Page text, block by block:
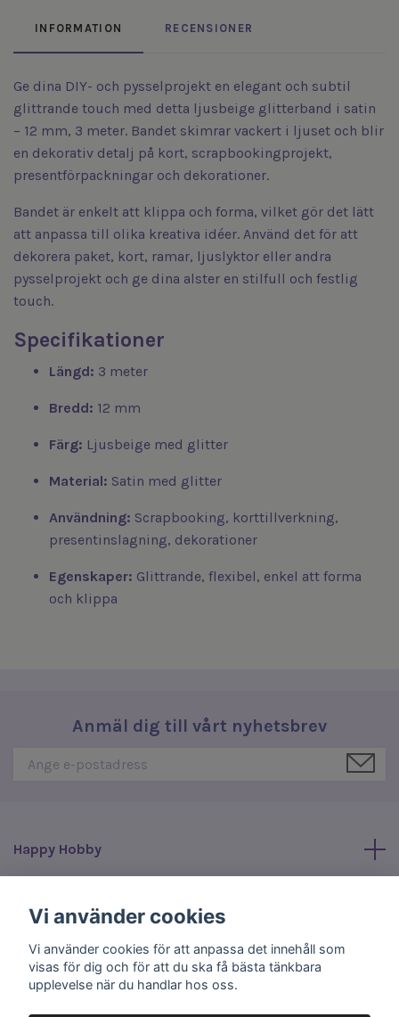
INFORMATION RECENSIONER
Ge dina DIY- och pysselprojekt en elegant och subtil
glittrande touch med detta ljusbeige glitterband i satin
– 12 mm, 3 meter. Bandet skimrar vackert i ljuset och blir
en dekorativ detalj på kort, scrapbookingprojekt,
presentförpackningar och dekorationer.
Bandet är enkelt att klippa och forma, vilket gör det lätt
att anpassa till olika kreativa idéer. Använd det för att
dekorera paket, kort, ramar, ljuslyktor eller andra
pysselprojekt och ge dina alster en stilfull och festlig
touch.
Specifikationer
Längd: 3 meter
Bredd: 12 mm
Färg: Ljusbeige med glitter
Material: Satin med glitter
Användning: Scrapbooking, korttillverkning,
presentinslagning, dekorationer
Egenskaper: Glittrande, flexibel, enkel att forma
och klippa
Anmäl dig till vårt nyhetsbrev
Happy Hobby
Sociala medier
Vi använder cookies
Vi använder cookies för att anpassa det innehåll som
visas för dig och för att du ska få bästa tänkbara
upplevelse när du handlar hos oss.